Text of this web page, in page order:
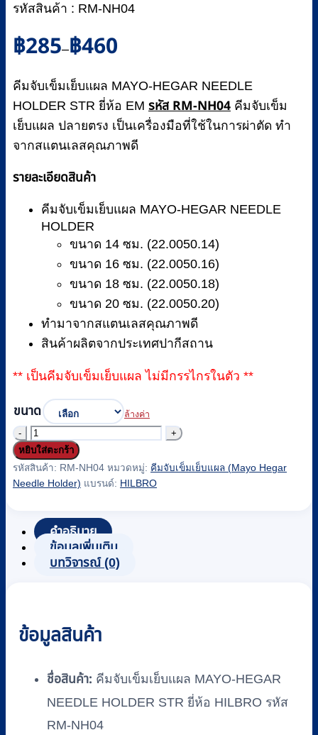
รหัสสินค้า : RM-NH04
฿285–฿460
Price
range:
through
฿460
คีมจับเข็มเย็บแผล MAYO-HEGAR NEEDLE
HOLDER STR ยี่ห้อ EM รหัส RM-NH04 คีมจับเข็ม
เย็บแผล ปลายตรง เป็นเครื่องมือที่ใช้ในการผ่าตัด ทำ
จากสแตนเลสคุณภาพดี
รายละเอียดสินค้า
คีมจับเข็มเย็บแผล MAYO-HEGAR NEEDLE
HOLDER
ขนาด 14 ซม. (22.0050.14)
ขนาด 16 ซม. (22.0050.16)
ขนาด 18 ซม. (22.0050.18)
ขนาด 20 ซม. (22.0050.20)
ทำมาจากสแตนเลสคุณภาพดี
สินค้าผลิตจากประเทศปากีสถาน
** เป็นคีมจับเข็มเย็บแผล ไม่มีกรรไกรในตัว **
ขนาด ล้างค่า
จำนวน
คีม
จับ
แผล
MAYO-
HEGAR
ยี่ห้อ
HILBRO
RM-
NH04
หยิบใส่ตะกร้า
รหัสสินค้า: RM-NH04 หมวดหมู่: คีมจับเข็มเย็บแผล (Mayo Hegar
Needle Holder) แบรนด์: HILBRO
คำอธิบาย
ข้อมูลเพิ่มเติม
บทวิจารณ์ (0)
ข้อมูลสินค้า
ชื่อสินค้า: คีมจับเข็มเย็บแผล MAYO-HEGAR
NEEDLE HOLDER STR ยี่ห้อ HILBRO รหัส
RM-NH04